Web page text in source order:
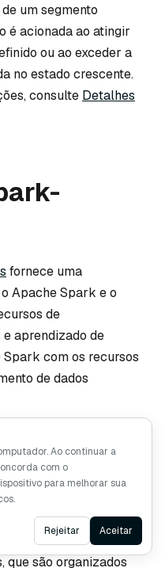
um segmento
é acionada ao atingir
ou ao exceder a
no estado crescente.
consulte Detalhes
fornece uma
Apache Spark e o
de
aprendizado de
com os recursos
de dados
da gravação de
de gravação em
que são organizados
Ask AI
Ao continuar a
com o
para melhorar sua
Rejeitar Aceitar